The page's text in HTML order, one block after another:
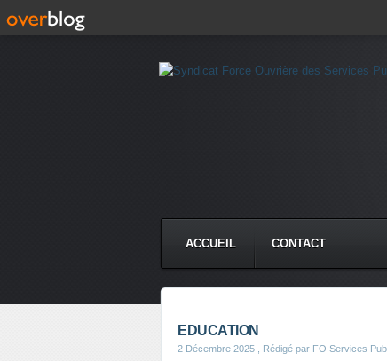
ACCUEIL CONTACT
EDUCATION
2 Décembre 2025 , Rédigé par FO Services